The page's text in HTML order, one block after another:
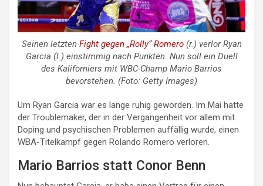
Seinen letztenFight gegen „Rolly“ Romero(r.) verlor Ryan
Garcia (l.) einstimmig nach Punkten. Nun soll ein Duell
des Kaliforniers mit WBC-Champ Mario Barrios
bevorstehen. (Foto: Getty Images)
Um Ryan Garcia war es lange ruhig geworden. Im Mai hatte
der Troublemaker, der in der Vergangenheit vor allem mit
Doping und psychischen Problemen auffällig wurde, einen
WBA-Titelkampf gegen Rolando Romero verloren.
Mario Barrios statt Conor Benn